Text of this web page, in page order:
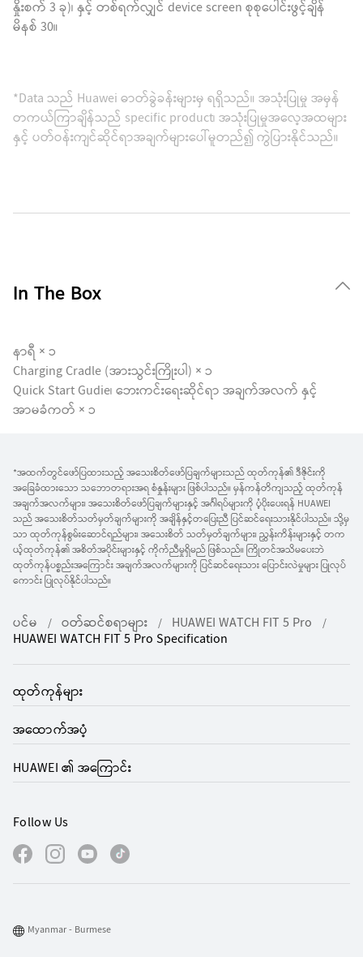
နှိုးစက် 3 ခု)၊ နှင့် တစ်ရက်လျှင် device screen စုစုပေါင်းဖွင့်ချိန်
မိနစ် 30။
*Data သည် Huawei ဓာတ်ခွဲခန်းများမှ ရရှိသည်။ အသုံးပြုမှု အမှန်
တကယ်ကြာချိန်သည် specific product၊ အသုံးပြုမှုအလေ့အထများ
နှင့် ပတ်ဝန်းကျင်ဆိုင်ရာအချက်များပေါ်မူတည်၍ ကွဲပြားနိုင်သည်။
In The Box
နာရီ × ၁
Charging Cradle (အားသွင်းကြိုးပါ) × ၁
Quick Start Gudie၊ ဘေးကင်းရေးဆိုင်ရာ အချက်အလက် နှင့်
အာမခံကတ် × ၁
*အထက်တွင်ဖော်ပြထားသည့် အသေးစိတ်ဖော်ပြချက်များသည် ထုတ်ကုန်၏ ဒီဇိုင်းကို
အခြေခံထားသော သဘောတရားအရ စံနှုန်းများ ဖြစ်ပါသည်။ မှန်ကန်တိကျသည့် ထုတ်ကုန်
အချက်အလက်များ၊ အသေးစိတ်ဖော်ပြချက်များနှင့် အင်္ဂါရပ်များကို ပံ့ပိုးပေးရန် HUAWEI
သည် အသေးစိတ်သတ်မှတ်ချက်များကို အချိန်နှင့်တပြေးညီ ပြင်ဆင်ရေးသားနိုင်ပါသည်။ သို့မှ
သာ ထုတ်ကုန်စွမ်းဆောင်ရည်များ၊ အသေးစိတ် သတ်မှတ်ချက်များ၊ ညွှန်းကိန်းများနှင့် တက
ယ့်ထုတ်ကုန်၏ အစိတ်အပိုင်းများနှင့် ကိုက်ညီမှုရှိမည် ဖြစ်သည်။ ကြိုတင်အသိမပေးဘဲ
ထုတ်ကုန်ပစ္စည်းအကြောင်း အချက်အလက်များကို ပြင်ဆင်ရေးသား ပြောင်းလဲမှုများ ပြုလုပ်
ကောင်း ပြုလုပ်နိုင်ပါသည်။
ပင်မ ဝတ်ဆင်စရာများ
HUAWEI WATCH FIT 5 Pro
HUAWEI WATCH FIT 5 Pro Specification
ထုတ်ကုန်များ
အထောက်အပံ့
HUAWEI ၏ အကြောင်း
Follow Us
Myanmar - Burmese